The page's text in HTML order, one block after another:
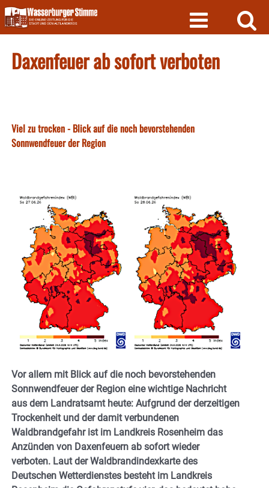
Skip
to
content
Daxenfeuer ab sofort verboten
Viel zu trocken - Blick auf die noch bevorstehenden
Sonnwendfeuer der Region
Vor allem mit Blick auf die noch bevorstehenden
Sonnwendfeuer der Region eine wichtige Nachricht
aus dem Landratsamt heute: Aufgrund der derzeitigen
Trockenheit und der damit verbundenen
Waldbrandgefahr ist im Landkreis Rosenheim das
Anzünden von Daxenfeuern ab sofort wieder
verboten. Laut der Waldbrandindexkarte des
Deutschen Wetterdienstes besteht im Landkreis